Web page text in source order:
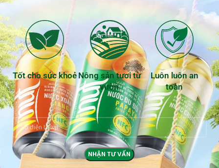
Tốt cho sức khoẻ Nông sản tươi từ
vườn
Luôn luôn an
toàn